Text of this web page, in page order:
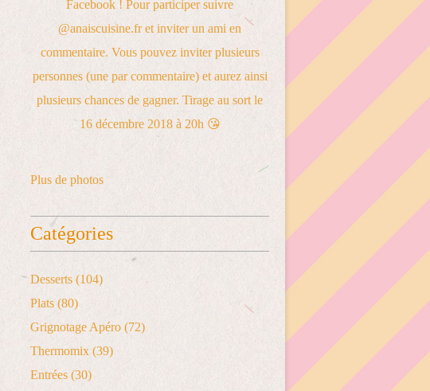
Plus de photos
Catégories
Desserts (104)
Plats (80)
Grignotage Apéro (72)
Thermomix (39)
Entrées (30)